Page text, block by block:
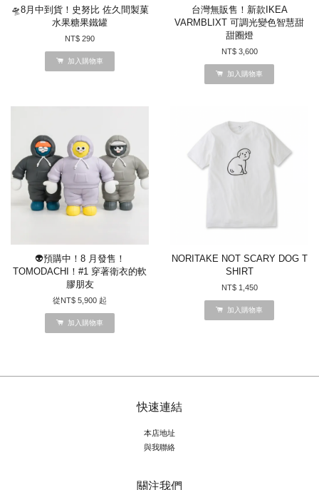
🛸8月中到貨！史努比 佐久間製菓
水果糖果鐵罐
NT$ 290
加入購物車
台灣無販售！新款IKEA
VARMBLIXT 可調光變色智慧甜
甜圈燈
NT$ 3,600
加入購物車
👽預購中！8 月發售！
TOMODACHI！#1 穿著衛衣的軟
膠朋友
從NT$ 5,900 起
加入購物車
NORITAKE NOT SCARY DOG T
SHIRT
NT$ 1,450
加入購物車
快速連結
本店地址
與我聯絡
關注我們